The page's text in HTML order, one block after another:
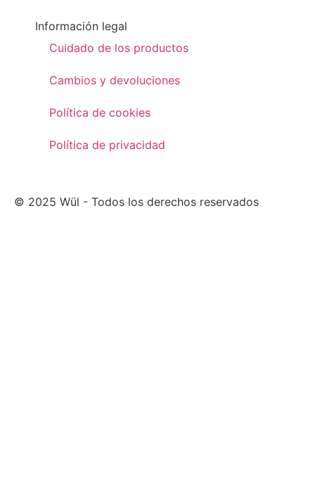
Información legal
Cuidado de los productos
Cambios y devoluciones
Política de cookies
Política de privacidad
© 2025 Wül - Todos los derechos reservados